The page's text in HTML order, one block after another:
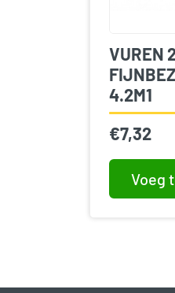
VUREN
4.2M1
€7,32